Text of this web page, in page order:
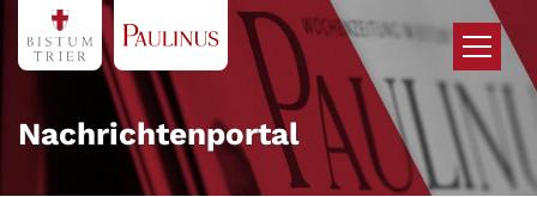
Zum Inhalt springen
Nachrichtenportal